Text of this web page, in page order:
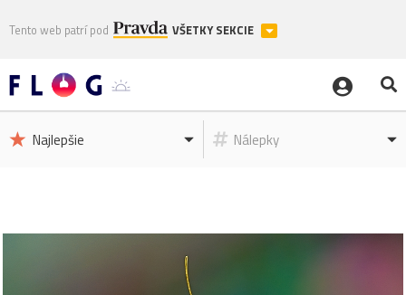
Tento web patrí pod VŠETKY SEKCIE
Najlepšie Nálepky